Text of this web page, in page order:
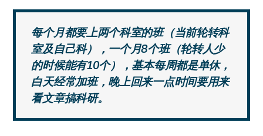
每个月都要上两个科室的班（当前轮转科
室及自己科），一个月8个班（轮转人少
的时候能有10个），基本每周都是单休，
白天经常加班，晚上回来一点时间要用来
看文章搞科研。